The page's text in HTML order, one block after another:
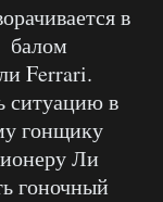
в
балом
Ferrari.
ситуацию в
гонщику
Ли
гоночный